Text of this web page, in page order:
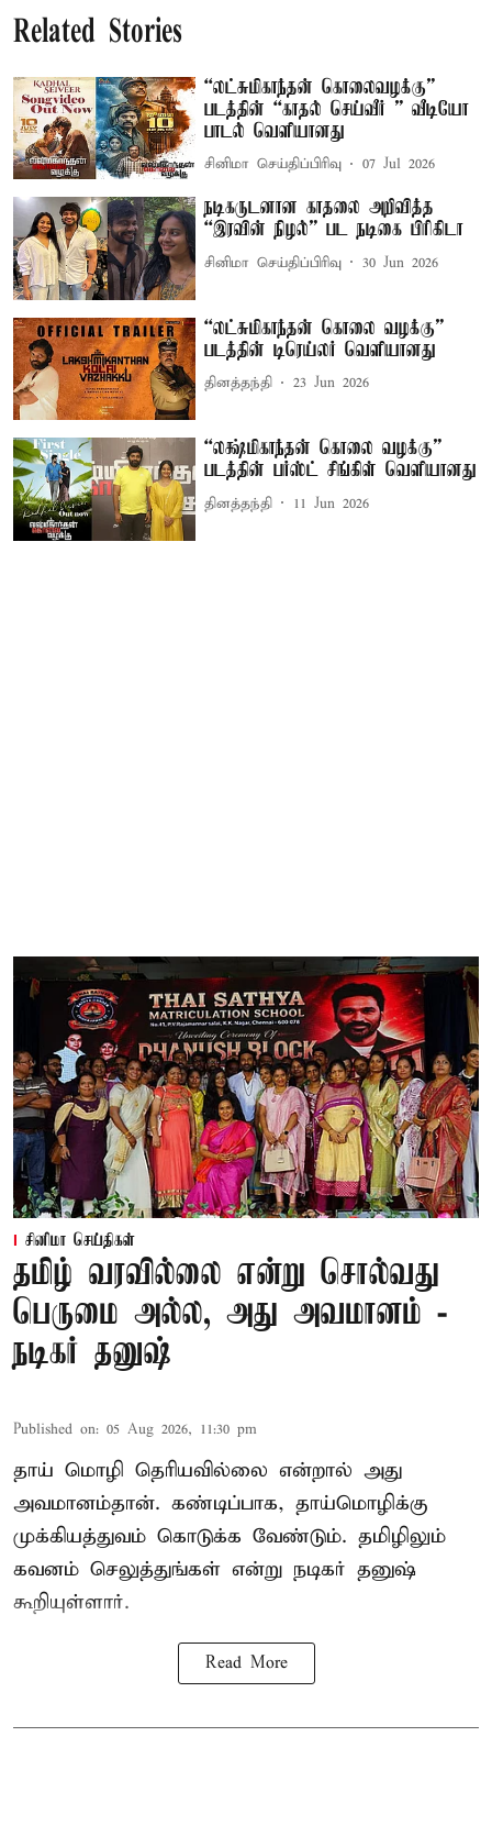
Related Stories
“லட்சுமிகாந்தன் கொலைவழக்கு”
படத்தின் “காதல் செய்வீர் ” வீடியோ
பாடல் வெளியானது
சினிமா செய்திப்பிரிவு 07 Jul 2026
நடிகருடனான காதலை அறிவித்த
“இரவின் நிழல்” பட நடிகை பிரிகிடா
சினிமா செய்திப்பிரிவு 30 Jun 2026
“லட்சுமிகாந்தன் கொலை வழக்கு”
படத்தின் டிரெய்லர் வெளியானது
தினத்தந்தி 23 Jun 2026
“லக்ஷ்மிகாந்தன் கொலை வழக்கு”
படத்தின் பர்ஸ்ட் சிங்கிள் வெளியானது
தினத்தந்தி 11 Jun 2026
சினிமா செய்திகள்
தமிழ் வரவில்லை என்று சொல்வது
பெருமை அல்ல, அது அவமானம் -
நடிகர் தனுஷ்
Published on: 05 Aug 2026, 11:30 pm
தாய் மொழி தெரியவில்லை என்றால் அது
அவமானம்தான். கண்டிப்பாக, தாய்மொழிக்கு
முக்கியத்துவம் கொடுக்க வேண்டும். தமிழிலும்
கவனம் செலுத்துங்கள் என்று நடிகர் தனுஷ்
கூறியுள்ளார்.
Read More